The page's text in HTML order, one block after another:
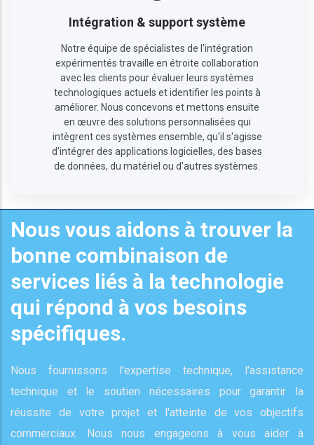
Intégration & support système
Notre équipe de spécialistes de l'intégration
expérimentés travaille en étroite collaboration
avec les clients pour évaluer leurs systèmes
technologiques actuels et identifier les points à
améliorer. Nous concevons et mettons ensuite
en œuvre des solutions personnalisées qui
intègrent ces systèmes ensemble, qu'il s'agisse
d'intégrer des applications logicielles, des bases
de données, du matériel ou d'autres systèmes.
Nous vous aidons à trouver la
bonne combinaison de
services liés à la technologie
qui répond à vos besoins
spécifiques.
Nous fournissons l'expertise technique, l'assistance
technique et le soutien nécessaires pour garantir la
réussite de votre projet et l'atteinte de vos objectifs
commerciaux. Nous nous engageons à vous aider à